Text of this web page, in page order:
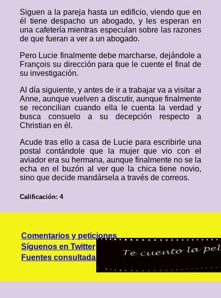
Siguen a la pareja hasta un edificio, viendo que en
él tiene despacho un abogado, y les esperan en
una cafetería mientras especulan sobre las razones
de que fueran a ver a un abogado.
Pero Lucie finalmente debe marcharse, dejándole a
François su dirección para que le cuente el final de
su investigación.
Al día siguiente, y antes de ir a trabajar va a visitar a
Anne, aunque vuelven a discutir, aunque finalmente
se reconcilian cuando ella le cuenta la verdad y
busca consuelo a su decepción respecto a
Christian en él.
Acude tras ello a casa de Lucie para escribirle una
postal contándole que la mujer que vio con el
aviador era su hermana, aunque finalmente no se la
echa en el buzón al ver que la chica tiene novio,
sino que decide mandársela a través de correos.
Calificación: 4
Comentarios y peticiones
Síguenos en Twitter
Fuentes consultadas